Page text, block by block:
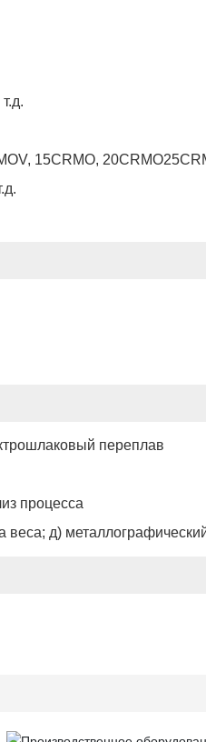
15CRMO,
переплав
процесса
веса; д)